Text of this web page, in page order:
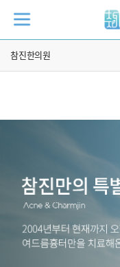
참진한의원